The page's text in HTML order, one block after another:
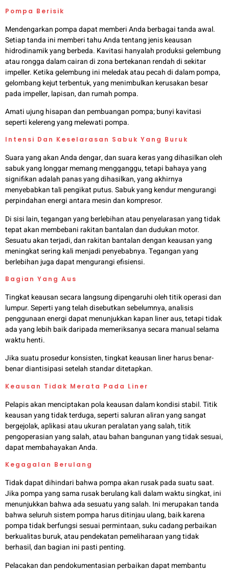
Pompa Berisik
Mendengarkan pompa dapat memberi Anda berbagai tanda awal.
Setiap tanda ini memberi tahu Anda tentang jenis keausan
hidrodinamik yang berbeda. Kavitasi hanyalah produksi gelembung
atau rongga dalam cairan di zona bertekanan rendah di sekitar
impeller. Ketika gelembung ini meledak atau pecah di dalam pompa,
gelombang kejut terbentuk, yang menimbulkan kerusakan besar
pada impeller, lapisan, dan rumah pompa.
Amati ujung hisapan dan pembuangan pompa; bunyi kavitasi
seperti kelereng yang melewati pompa.
Intensi Dan Keselarasan Sabuk Yang Buruk
Suara yang akan Anda dengar, dan suara keras yang dihasilkan oleh
sabuk yang longgar memang mengganggu, tetapi bahaya yang
signifikan adalah panas yang dihasilkan, yang akhirnya
menyebabkan tali pengikat putus. Sabuk yang kendur mengurangi
perpindahan energi antara mesin dan kompresor.
Di sisi lain, tegangan yang berlebihan atau penyelarasan yang tidak
tepat akan membebani rakitan bantalan dan dudukan motor.
Sesuatu akan terjadi, dan rakitan bantalan dengan keausan yang
meningkat sering kali menjadi penyebabnya. Tegangan yang
berlebihan juga dapat mengurangi efisiensi.
Bagian Yang Aus
Tingkat keausan secara langsung dipengaruhi oleh titik operasi dan
lumpur. Seperti yang telah disebutkan sebelumnya, analisis
penggunaan energi dapat menunjukkan kapan liner aus, tetapi tidak
ada yang lebih baik daripada memeriksanya secara manual selama
waktu henti.
Jika suatu prosedur konsisten, tingkat keausan liner harus benar-
benar diantisipasi setelah standar ditetapkan.
Keausan Tidak Merata Pada Liner
Pelapis akan menciptakan pola keausan dalam kondisi stabil. Titik
keausan yang tidak terduga, seperti saluran aliran yang sangat
bergejolak, aplikasi atau ukuran peralatan yang salah, titik
pengoperasian yang salah, atau bahan bangunan yang tidak sesuai,
dapat membahayakan Anda.
Kegagalan Berulang
Tidak dapat dihindari bahwa pompa akan rusak pada suatu saat.
Jika pompa yang sama rusak berulang kali dalam waktu singkat, ini
menunjukkan bahwa ada sesuatu yang salah. Ini merupakan tanda
bahwa seluruh sistem pompa harus ditinjau ulang, baik karena
pompa tidak berfungsi sesuai permintaan, suku cadang perbaikan
berkualitas buruk, atau pendekatan pemeliharaan yang tidak
berhasil, dan bagian ini pasti penting.
Pelacakan dan pendokumentasian perbaikan dapat membantu